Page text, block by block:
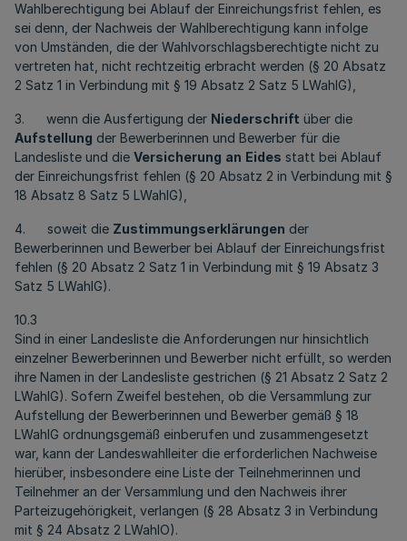
Wahlberechtigung bei Ablauf der Einreichungsfrist fehlen, es
sei denn, der Nachweis der Wahlberechtigung kann infolge
von Umständen, die der Wahlvorschlagsberechtigte nicht zu
vertreten hat, nicht rechtzeitig erbracht werden (§ 20 Absatz
2 Satz 1 in Verbindung mit § 19 Absatz 2 Satz 5 LWahlG),
3. wenn die Ausfertigung der Niederschrift über die
Aufstellung der Bewerberinnen und Bewerber für die
Landesliste und die Versicherung an Eides statt bei Ablauf
der Einreichungsfrist fehlen (§ 20 Absatz 2 in Verbindung mit §
18 Absatz 8 Satz 5 LWahlG),
4. soweit die Zustimmungserklärungen der
Bewerberinnen und Bewerber bei Ablauf der Einreichungsfrist
fehlen (§ 20 Absatz 2 Satz 1 in Verbindung mit § 19 Absatz 3
Satz 5 LWahlG).
10.3
Sind in einer Landesliste die Anforderungen nur hinsichtlich
einzelner Bewerberinnen und Bewerber nicht erfüllt, so werden
ihre Namen in der Landesliste gestrichen (§ 21 Absatz 2 Satz 2
LWahlG). Sofern Zweifel bestehen, ob die Versammlung zur
Aufstellung der Bewerberinnen und Bewerber gemäß § 18
LWahlG ordnungsgemäß einberufen und zusammengesetzt
war, kann der Landeswahlleiter die erforderlichen Nachweise
hierüber, insbesondere eine Liste der Teilnehmerinnen und
Teilnehmer an der Versammlung und den Nachweis ihrer
Parteizugehörigkeit, verlangen (§ 28 Absatz 3 in Verbindung
mit § 24 Absatz 2 LWahlO).